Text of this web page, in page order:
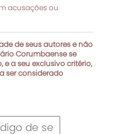
acusações ou
de seus autores e não
Corumbaense se
e a seu exclusivo critério,
ser considerado